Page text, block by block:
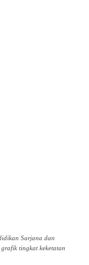
Sarjana dan
tingkat keketatan